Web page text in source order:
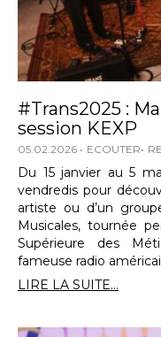
#Trans2025 :
session KEXP
05.02.2026 ECOUTER
Du 15 janvier au 5
vendredis pour
artiste ou d’un
Musicales, tournée
Supérieure des
fameuse radio
LIRE LA SUITE...